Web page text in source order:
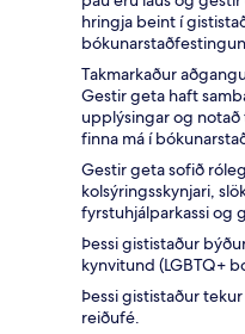
hringja beint í
Takmarkaður
Gestir geta haft
upplýsingar og notað
finna má í
Gestir geta sofið
kolsýringsskynjari,
fyrstuhjálparkassi og
Þessi gististaður
kynvitund (LGBTQ+
Þessi gististaður
reiðufé.